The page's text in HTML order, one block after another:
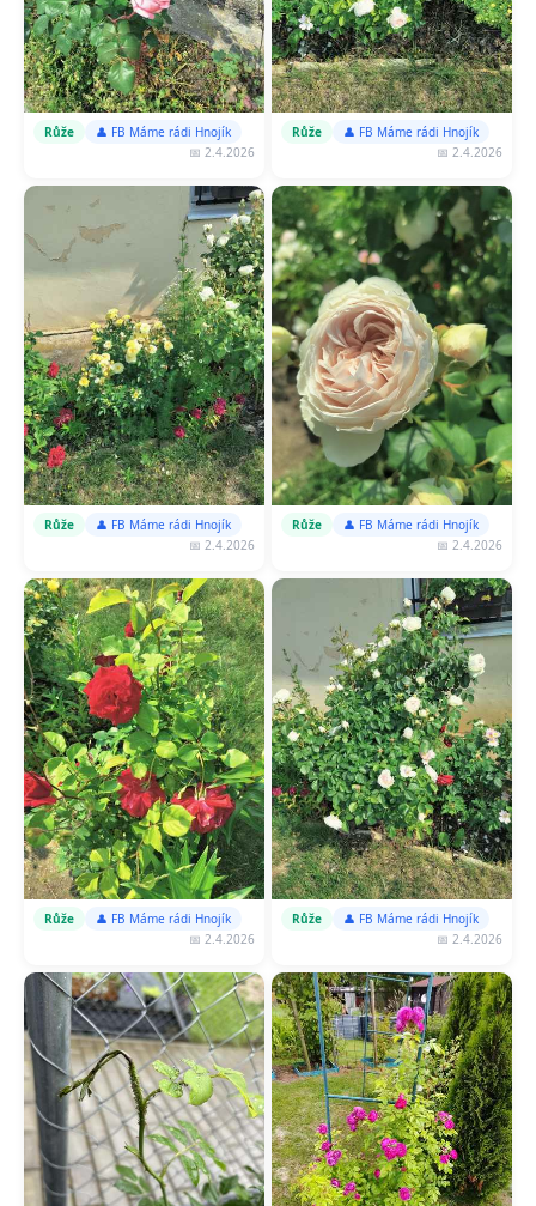
Růže
👤 FB Máme rádi Hnojík
📅 2.4.2026
Růže
👤 FB Máme rádi Hnojík
📅 2.4.2026
Růže
👤 FB Máme rádi Hnojík
📅 2.4.2026
Růže
👤 FB Máme rádi Hnojík
📅 2.4.2026
Růže
👤 FB Máme rádi Hnojík
📅 2.4.2026
Růže
👤 FB Máme rádi Hnojík
📅 2.4.2026